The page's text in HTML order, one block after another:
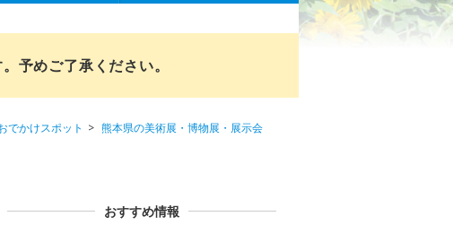
予めご了承ください。
でかけスポット
熊本県の美術展・博物展・展示会
おすすめ情報